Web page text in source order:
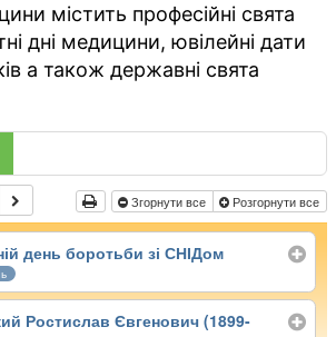
містить професійні свята
дні медицини, ювілейні дати
а також державні свята
Згорнути все Розгорнути все
день боротьби зі СНІДом
Ростислав Євгенович (1899-